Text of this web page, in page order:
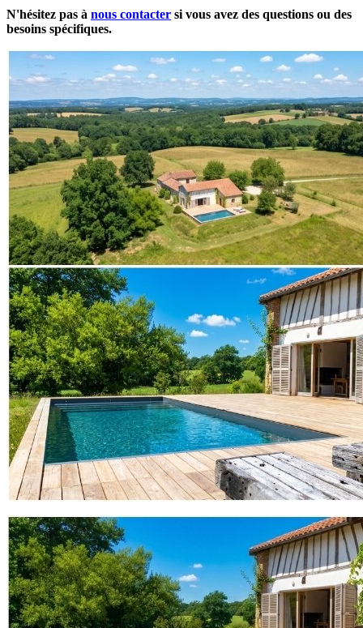
N'hésitez pas à nous contacter si vous avez des questions ou des
besoins spécifiques.